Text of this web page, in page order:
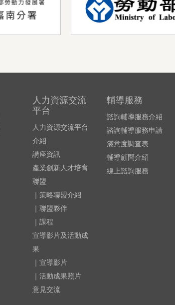
人力資源交流
平台
人力資源交流平台
介紹
講座資訊
產業創新人才培育
聯盟
｜策略聯盟介紹
｜聯盟夥伴
｜課程
宣導影片及活動成
果
｜宣導影片
｜活動成果照片
意見交流
輔導服務
諮詢輔導服務介紹
諮詢輔導服務申請
滿意度調查表
輔導顧問介紹
線上諮詢服務